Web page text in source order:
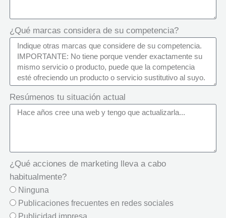
¿Qué marcas considera de su competencia?
Resúmenos tu situación actual
¿Qué acciones de marketing lleva a cabo
habitualmente?
Ninguna
Publicaciones frecuentes en redes sociales